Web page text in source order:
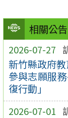
相關公告
2026-07-27
新竹縣政府
參與志願服
復行動」
2026-07-01